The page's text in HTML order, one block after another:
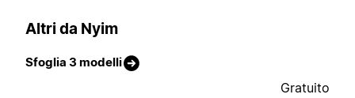
Altri da Nyim
Sfoglia 3 modelli
Gratuito